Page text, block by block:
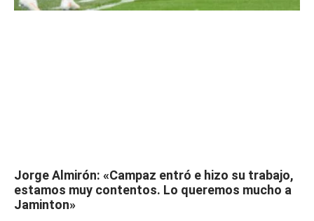
Jorge Almirón: «Campaz entró e hizo su trabajo,
estamos muy contentos. Lo queremos mucho a
Jaminton»